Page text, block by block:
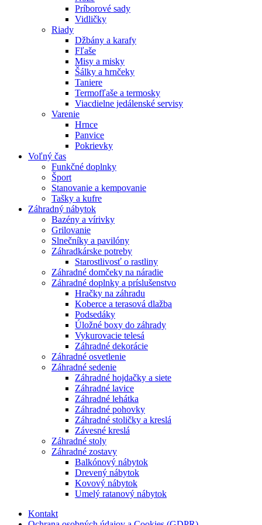
Príborové sady
Vidličky
Riady
Džbány a karafy
Fľaše
Misy a misky
Šálky a hrnčeky
Taniere
Termofľaše a termosky
Viacdielne jedálenské servisy
Varenie
Hrnce
Panvice
Pokrievky
Voľný čas
Funkčné doplnky
Šport
Stanovanie a kempovanie
Tašky a kufre
Záhradný nábytok
Bazény a vírivky
Grilovanie
Slnečníky a pavilóny
Záhradkárske potreby
Starostlivosť o rastliny
Záhradné domčeky na náradie
Záhradné doplnky a príslušenstvo
Hračky na záhradu
Koberce a terasová dlažba
Podsedáky
Úložné boxy do záhrady
Vykurovacie telesá
Záhradné dekorácie
Záhradné osvetlenie
Záhradné sedenie
Záhradné hojdačky a siete
Záhradné lavice
Záhradné lehátka
Záhradné pohovky
Záhradné stoličky a kreslá
Závesné kreslá
Záhradné stoly
Záhradné zostavy
Balkónový nábytok
Drevený nábytok
Kovový nábytok
Umelý ratanový nábytok
Kontakt